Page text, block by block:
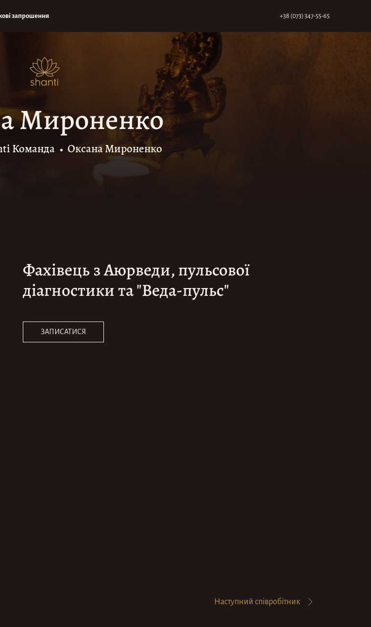
запрошення +38 (073) 347-55-65
Мироненко
Команда Оксана Мироненко
Фахівець з Аюрведи, пульсової
діагностики та "Веда-пульс"
ЗАПИСАТИСЯ
Наступний співробітник